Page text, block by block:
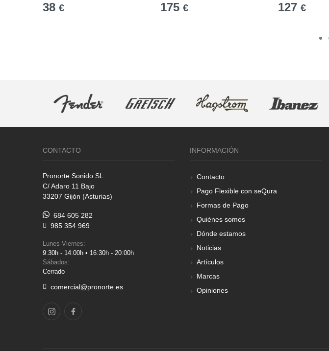
38 € 175 € 127 €
CONTACTO
Pronorte Sonido SL
C/ Adaro 11 Bajo
33207 Gijón (Asturias)
684 605 282
985 354 969
Lunes-Viernes:
9:30h - 14:00h • 16:30h - 20:00h
Sábados:
Cerrado
comercial@pronorte.es
INFORMACIÓN
Contacto
Pago Flexible con seQura
Formas de Pago
Quiénes somos
Dónde estamos
Noticias
Artículos
Marcas
Opiniones